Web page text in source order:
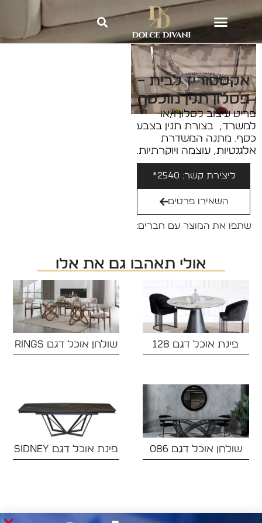
Dolce Divani
»אקססוריז וריהוט
משלים לבית »
אקססוריז לבית –
פסלון תנין מוכסף
אקססוריז לבית –
פסלון תנין מוכסף
פריט עיצוב לסלון ו/או
למשרד, בצורת תנין בצבע
כסף. מתנה המשדרת
אלגנטיות, עוצמה ויוקרתיות.
ליצירת קשר: 2540*
השאירו פרטים
שתפו את המוצר עם חברים:
אולי תאהבו גם את אלו
פינת אוכל דגם 128‏ שולחן אוכל דגם RINGS
שולחן אוכל דגם 086 פינת אוכל דגם SIDNEY‏